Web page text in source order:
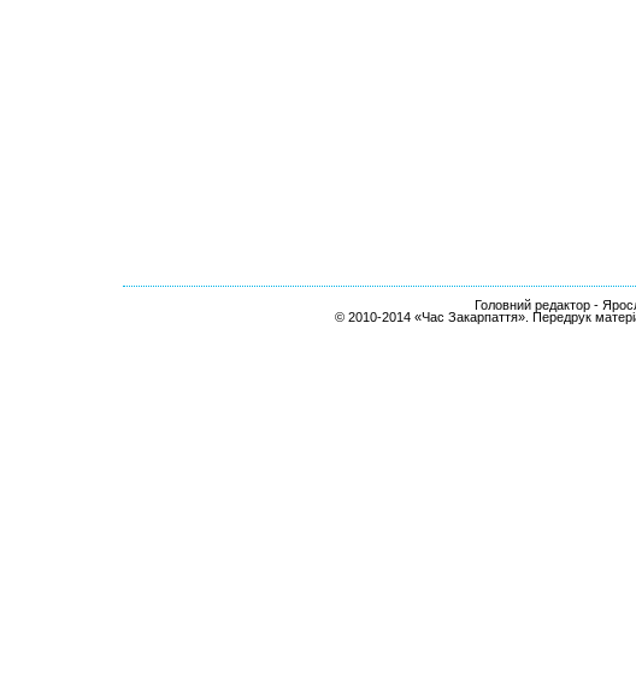
Головний редактор -
© 2010-2014 «Час Закарпаття». Передрук